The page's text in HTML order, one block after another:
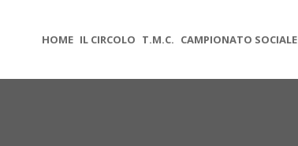
HOME IL CIRCOLO T.M.C. CAMPIONATO SOCIALE